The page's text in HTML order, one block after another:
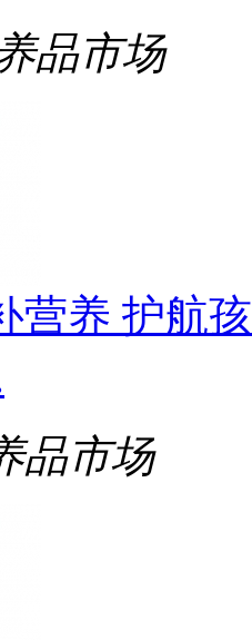
品市场
营养 护航
品市场